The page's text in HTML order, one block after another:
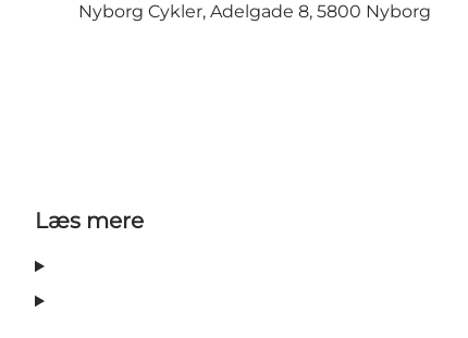
Nyborg Cykler, Adelgade 8, 5800 Nyborg
Læs mere